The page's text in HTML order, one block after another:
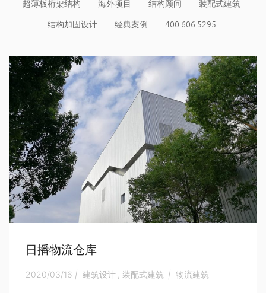
超薄板桁架结构
海外项目 结构顾问
装配式建筑
结构加固设计
经典案例 400 606 5295
日播物流仓库
2020/03/16 | 建筑设计 装配式建筑 | 物流建筑